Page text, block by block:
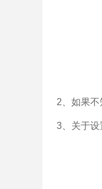
2、如果不
3、关于设